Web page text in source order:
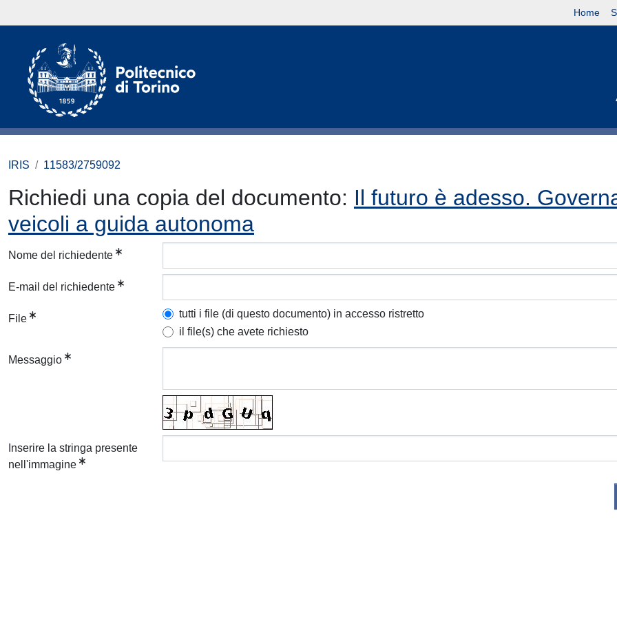
Home
IRIS 11583/2759092
Richiedi una copia del documento: Il futuro è adesso.
veicoli a guida autonoma
Nome del richiedente
E-mail del richiedente
File
tutti i file (di questo documento) in accesso ristretto
il file(s) che avete richiesto
Messaggio
Inserire la stringa presente
nell'immagine